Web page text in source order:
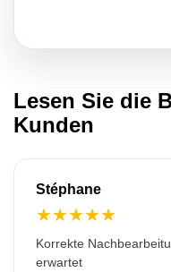
Lesen Sie die
Kunden
Stéphane
★★★★★
Korrekte
erwartet